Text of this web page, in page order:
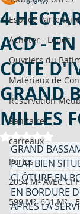
Espace Partenaire
Acheter - Louer
Ouvriers du
Matériaux de
Réservation
Sanitaire
carreaux
Portes
2054 M² AVEC
599 M², 601 M² -
4
ACD -
COTE
GRAND
MILLES
Noté NaN
GRAND
PLAT BIEN
CLÔTURE,EN
EN BORDURE
APRÈS LA